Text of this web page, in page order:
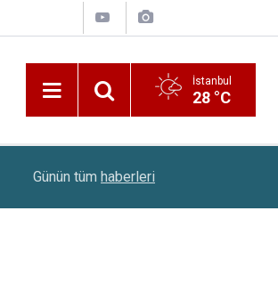
İstanbul
28 °C
Üniversitesi 14 Sözleşmeli
Günün tüm haberleri